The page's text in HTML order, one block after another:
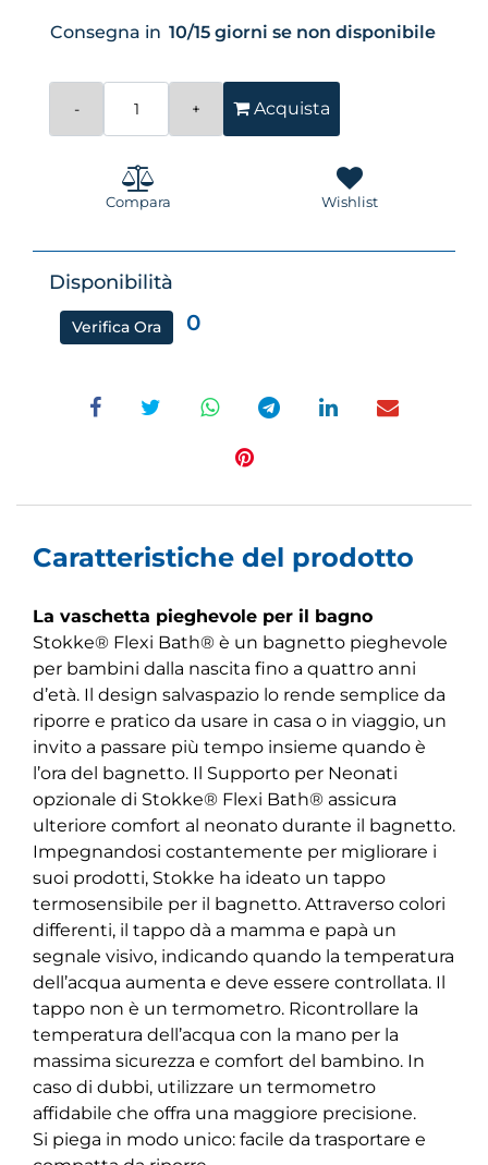
Consegna in 10/15 giorni se non disponibile
Acquista
Compara Wishlist
Disponibilità
Verifica Ora 0
Caratteristiche del prodotto
La vaschetta pieghevole per il bagno
Stokke® Flexi Bath® è un bagnetto pieghevole
per bambini dalla nascita fino a quattro anni
d’età. Il design salvaspazio lo rende semplice da
riporre e pratico da usare in casa o in viaggio, un
invito a passare più tempo insieme quando è
l’ora del bagnetto. Il Supporto per Neonati
opzionale di Stokke® Flexi Bath® assicura
ulteriore comfort al neonato durante il bagnetto.
Impegnandosi costantemente per migliorare i
suoi prodotti, Stokke ha ideato un tappo
termosensibile per il bagnetto. Attraverso colori
differenti, il tappo dà a mamma e papà un
segnale visivo, indicando quando la temperatura
dell’acqua aumenta e deve essere controllata. Il
tappo non è un termometro. Ricontrollare la
temperatura dell’acqua con la mano per la
massima sicurezza e comfort del bambino. In
caso di dubbi, utilizzare un termometro
affidabile che offra una maggiore precisione.
Si piega in modo unico: facile da trasportare e